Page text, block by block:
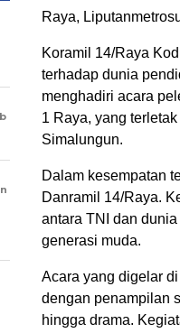
Raya,
Koramil 14/Raya
terhadap dunia
menghadiri acara
1 Raya, yang
Simalungun.
Dalam kesempatan
Danramil 14/Raya.
antara TNI dan
generasi muda.
Acara yang digelar
dengan penampilan
hingga drama.